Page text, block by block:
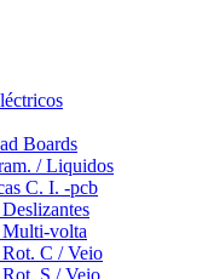
Boards
/ Liquidos
C. I. -pcb
Multi-volta
C / Veio
S / Veio